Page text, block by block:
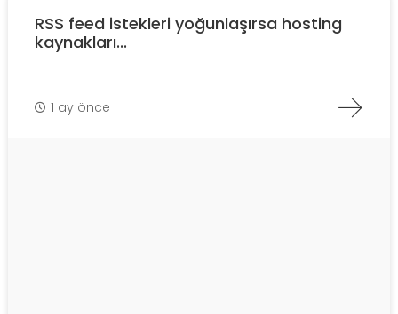
RSS feed istekleri yoğunlaşırsa hosting
kaynakları...
1 ay önce